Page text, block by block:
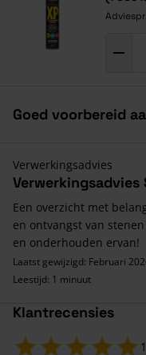
Goed voorbereid
Verwerkingsadvies
Verwerkingsadvies
Een overzicht met
en ontvangst van
en onderhouden ervan!
Laatst gewijzigd: Februari
Leestijd: 1 minuut
Klantrecensies